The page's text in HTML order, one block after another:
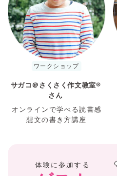
ワークショップ
サガコ＠さくさく作文教室®︎
さん
オンラインで学べる読書感
想文の書き方講座
体験に参加する